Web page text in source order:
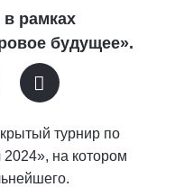
рамках
будущее».
турнир по
на котором